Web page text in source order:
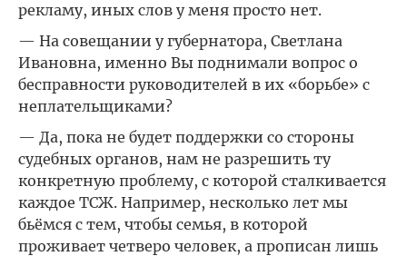
рекламу, иных слов у меня просто нет.
— На совещании у губернатора, Светлана
Ивановна, именно Вы поднимали вопрос о
бесправности руководителей в их «борьбе» с
неплательщиками?
— Да, пока не будет поддержки со стороны
судебных органов, нам не разрешить ту
конкретную проблему, с которой сталкивается
каждое ТСЖ. Например, несколько лет мы
бьёмся с тем, чтобы семья, в которой
проживает четверо человек, а прописан лишь